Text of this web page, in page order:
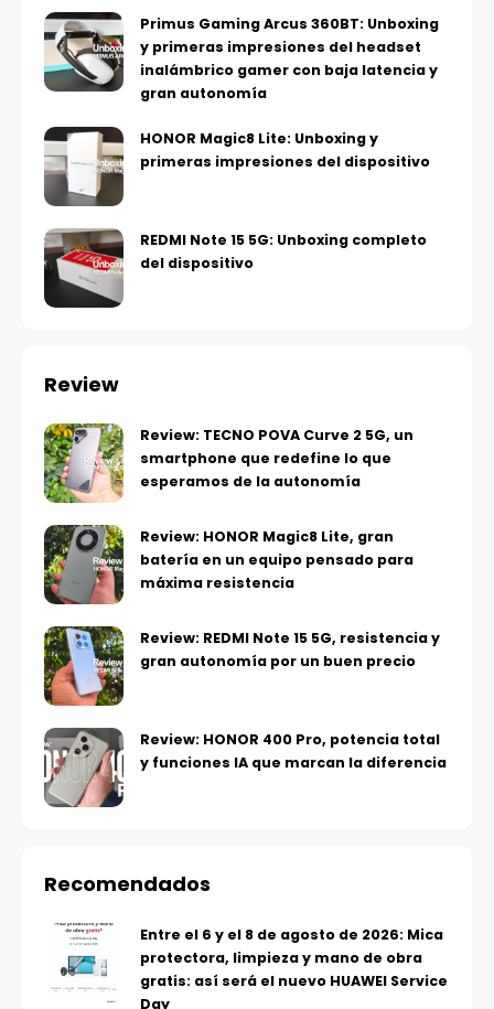
Primus Gaming Arcus 360BT: Unboxing
y primeras impresiones del headset
inalámbrico gamer con baja latencia y
gran autonomía
HONOR Magic8 Lite: Unboxing y
primeras impresiones del dispositivo
REDMI Note 15 5G: Unboxing completo
del dispositivo
Review
Review: TECNO POVA Curve 2 5G, un
smartphone que redefine lo que
esperamos de la autonomía
Review: HONOR Magic8 Lite, gran
batería en un equipo pensado para
máxima resistencia
Review: REDMI Note 15 5G, resistencia y
gran autonomía por un buen precio
Review: HONOR 400 Pro, potencia total
y funciones IA que marcan la diferencia
Recomendados
Entre el 6 y el 8 de agosto de 2026: Mica
protectora, limpieza y mano de obra
gratis: así será el nuevo HUAWEI Service
Day